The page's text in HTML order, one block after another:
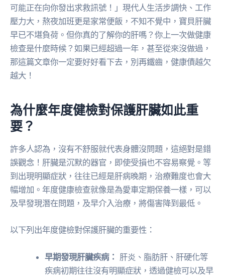
可能正在向你發出求救訊號！」現代人生活步調快、工作
壓力大，熬夜加班更是家常便飯，不知不覺中，寶貝肝臟
早已不堪負荷。但你真的了解你的肝嗎？你上一次做健康
檢查是什麼時候？如果已經超過一年，甚至從來沒做過，
那這篇文章你一定要好好看下去，別再鐵齒，健康債越欠
越大！
為什麼年度健檢對保護肝臟如此重
要？
許多人認為，沒有不舒服就代表身體沒問題，這絕對是錯
誤觀念！肝臟是沉默的器官，即使受損也不容易察覺。等
到出現明顯症狀，往往已經是肝病晚期，治療難度也會大
幅增加。年度健康檢查就像是為愛車定期保養一樣，可以
及早發現潛在問題，及早介入治療，將傷害降到最低。
以下列出年度健檢對保護肝臟的重要性：
早期發現肝臟疾病： 肝炎、脂肪肝、肝硬化等
疾病初期往往沒有明顯症狀，透過健檢可以及早